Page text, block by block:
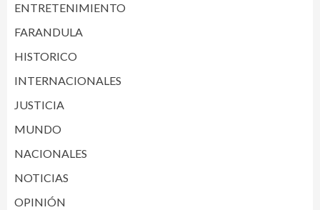
ENTRETENIMIENTO
FARANDULA
HISTORICO
INTERNACIONALES
JUSTICIA
MUNDO
NACIONALES
NOTICIAS
OPINIÓN